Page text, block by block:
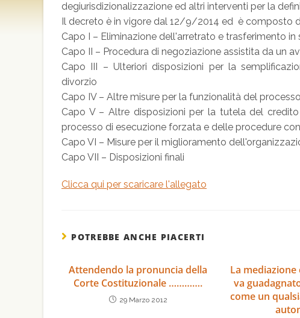
degiurisdizionalizzazione ed altri interventi per la
Il decreto è in vigore dal 12/9/2014 ed è composto
Capo I – Eliminazione dell'arretrato e trasferimento
Capo II – Procedura di negoziazione assistita da un
Capo III – Ulteriori disposizioni per la
divorzio
Capo IV – Altre misure per la funzionalità del
Capo V – Altre disposizioni per la tutela del
processo di esecuzione forzata e delle procedure
Capo VI – Misure per il miglioramento
Capo VII – Disposizioni finali
Clicca qui per scaricare l'allegato
POTREBBE ANCHE PIACERTI
Attendendo la pronuncia della
Corte Costituzionale ………….
29 Marzo 2012
La
va
come un